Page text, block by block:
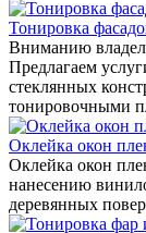
Тонировка
Вниманию
Предлагаем
стеклянных
тонировочными
Оклейка окон
Оклейка окон
нанесению
деревянных